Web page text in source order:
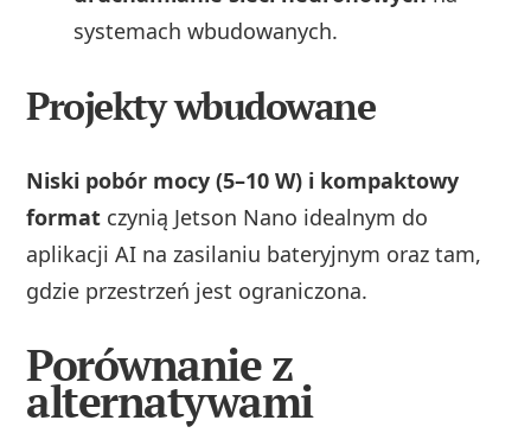
systemach wbudowanych.
Projekty wbudowane
Niski pobór mocy (5–10 W) i kompaktowy
format czynią Jetson Nano idealnym do
aplikacji AI na zasilaniu bateryjnym oraz tam,
gdzie przestrzeń jest ograniczona.
Porównanie z
alternatywami